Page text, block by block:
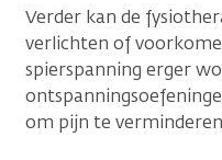
Verder kan de
verlichten of
spierspanning erger
om pijn te